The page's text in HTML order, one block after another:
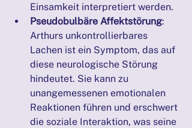
Einsamkeit interpretiert werden.
Pseudobulbäre Affektstörung:
Arthurs unkontrollierbares
Lachen ist ein Symptom, das auf
diese neurologische Störung
hindeutet. Sie kann zu
unangemessenen emotionalen
Reaktionen führen und erschwert
die soziale Interaktion, was seine